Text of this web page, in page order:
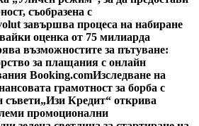
съобразена с
завършва процеса на набиране
оценка от 75 милиарда
възможностите за пътуване:
за плащания с онлайн
Booking.comИзследване на
грамотност за борба с
съвети„Изи Кредит“ открива
промоционални